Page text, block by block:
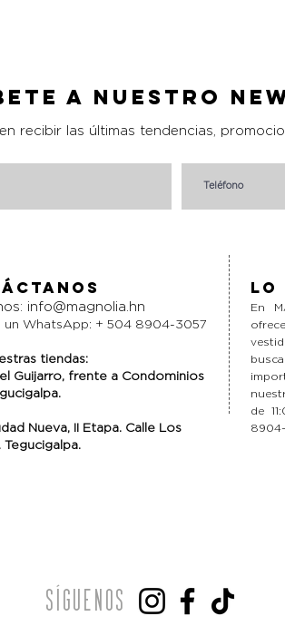
a nuestro
recibir las últimas tendencias,
info@magnolia.hn
un WhatsApp: + 504 8904-3057
tiendas:
Guijarro, frente a Condominios
Nueva, II Etapa. Calle Los
Tegucigalpa.
Lo
En
de
Síguenos